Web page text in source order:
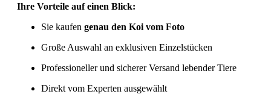
Ihre Vorteile auf einen Blick:
Sie kaufen genau den Koi vom Foto
Große Auswahl an exklusiven Einzelstücken
Professioneller und sicherer Versand lebender Tiere
Direkt vom Experten ausgewählt